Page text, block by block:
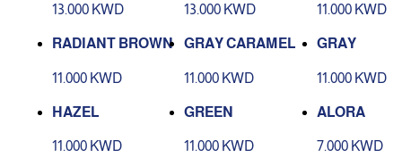
13.000 KWD 13.000 KWD 11.000 KWD
RADIANT BROWN
11.000 KWD
GRAY CARAMEL
11.000 KWD
GRAY
11.000 KWD
HAZEL
11.000 KWD
GREEN
11.000 KWD
ALORA
7.000 KWD